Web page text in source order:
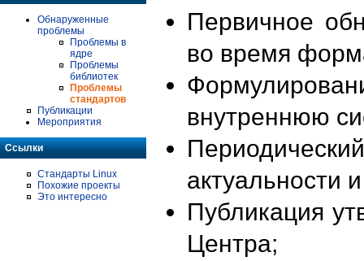
Обнаруженные
проблемы
Проблемы в
ядре
Проблемы
библиотек
Проблемы
стандартов
Публикации
Мероприятия
Ссылки
Стандарты Linux
Похожие проекты
Это интересно
Первичное
во время
внутреннюю
актуальности
Публикация
Центра;